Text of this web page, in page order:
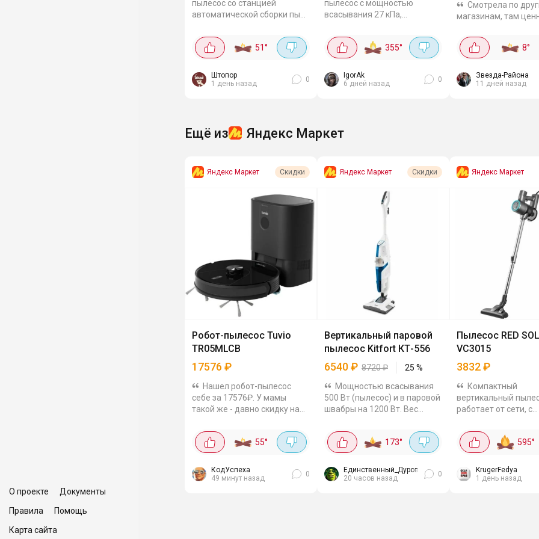
О проекте
Документы
Правила
Помощь
Карта сайта
пылесос со станцией
автоматической сборки пыли
Сила всасывания до 115 Авт,
съёмный аккумулятор, до 60
минут беспрерывной...
51°
Штопор
1 день назад
0
пылесос с мощностью
всасывания 27 кПа,
технологией СелесТект,
подсветкой и 5 уровнями
фильтрации. Обеспечивает
до 90 минут...
355°
IgorAk
6 дней назад
0
Смотрела по
магазинам, там
полтора часа.
54000 Па, есть
после нее блестят,
8°
Звезда-Района
11 дней назад
Ещё из Яндекс Маркет
Яндекс Маркет Скидки
Робот-пылесос Tuvio
TR05MLCB
17576₽
Нашел робот-пылесос
себе за 17576₽. У мамы
такой же - давно скидку на
проверенный, кто хотел
такого помощника - берите.
Из описания с айта:...
55°
КодУспеха
49 минут назад
0
Яндекс Маркет Скидки
Вертикальный паровой
пылесос Kitfort КТ-556
6540₽ 8720₽ 25 %
Мощностью всасывания
500 Вт (пылесос) и в паровой
швабры на 1200 Вт. Вес
контейнер для мусора
объёмом 1.25 л, в комплекте
тряпка и рамка для мытья
пола.
173°
Единственный_Дуров
20 часов назад
0
Яндекс Маркет
Пылесос RED
VC3015
3832₽
Компактный
вертикальный
работает от сети, с
всасывания 18 кПа.
ступенчатую
фильтрации с HEPA
фильтром,
595°
KrugerFedya
1 день назад